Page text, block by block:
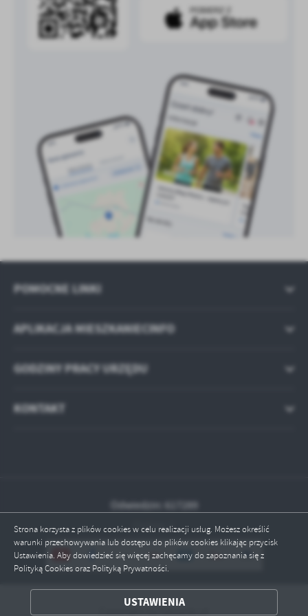
Strona korzysta z plików cookies w celu realizacji usług. Możesz określić
warunki przechowywania lub dostępu do plików cookies klikając przycisk
Ustawienia. Aby dowiedzieć się więcej zachęcamy do zapoznania się z
Polityką Cookies oraz Polityką Prywatności.
USTAWIENIA
treści w postaci wiadomości, ofert, komunikatów mediów
społecznościowych.
ZAPISZ WYBRANE
POMOCNE LINKI
APLIKACJA MIESZKANIECINFO
GODZINY PRACY URZĘDU
KONTAKT
Odwiedzin: 617289
Online: 1
Copyright by fabianki.pl